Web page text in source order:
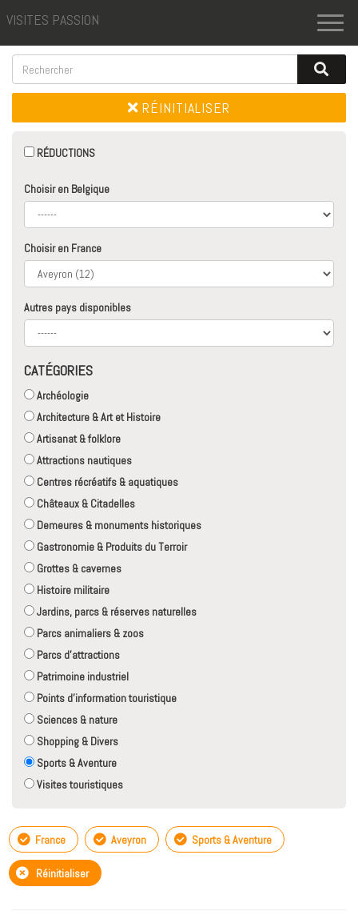
VISITES PASSION
RÉINITIALISER
RÉDUCTIONS
Choisir en Belgique
Choisir en France
Autres pays disponibles
CATÉGORIES
Archéologie
Architecture & Art et Histoire
Artisanat & folklore
Attractions nautiques
Centres récréatifs & aquatiques
Châteaux & Citadelles
Demeures & monuments historiques
Gastronomie & Produits du Terroir
Grottes & cavernes
Histoire militaire
Jardins, parcs & réserves naturelles
Parcs animaliers & zoos
Parcs d'attractions
Patrimoine industriel
Points d'information touristique
Sciences & nature
Shopping & Divers
Sports & Aventure
Visites touristiques
France Aveyron Sports & Aventure
Réinitialiser